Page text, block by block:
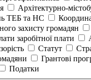
Архітектурно-
ТЕБ та НС
захисту громадян
заробітної плати
Статут
Грантові
Податки